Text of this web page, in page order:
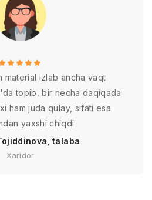
material izlab ancha vaqt
topib, bir necha daqiqada
ham juda qulay, sifati esa
yaxshi chiqdi
talaba
Xaridor